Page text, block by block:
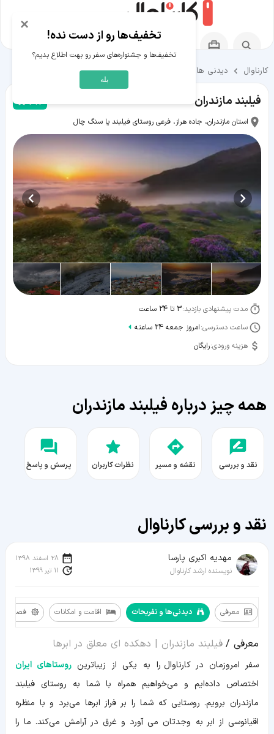
کارناوال دیدنی ها و تفریحات دیدنی ها و تفریحات فیلبند
فیلبند مازندران 4.2
استان مازندران، جاده هراز، فرعی روستای فیلبند یا سنگ چال
مدت پیشنهادی بازدید:3 تا 24 ساعت
ساعت دسترسی:امروز جمعه 24 ساعته
هزینه ورودی:رایگان
همه چیز درباره فیلبند مازندران
نقد و بررسی نقشه و مسیر نظرات کاربران پرسش و پاسخ
نقد و بررسی کارناوال
مهدیه اکبری پارسا
نویسنده ارشد کارناوال
28 اسفند 1398
11 تیر 1399
معرفی دیدنی‌ها و تفریحات اقامت و امکانات
فصل
دیدنی‌ها
تفریحات
و
امکانات
فصل
سفر
معرفی / فیلبند مازندران | دهکده ای معلق در ابرها
سفر امروزمان در کارناوال را به یکی از زیباترینروستاهای ایران
اختصاص داده‌ایم و می‌خواهیم همراه با شما به روستای فیلبند
مازندران برویم. روستایی که شما را بر فراز ابرها می‌برد و با منظره
اقیانوسی از ابر به وجدتان می آورد و غرق در آرامش می‌کند. ما را
×
تخفیف‌ها رو از دست نده!
تخفیف‌ها و جشنواره‌های سفر رو بهت اطلاع بدیم؟
بله